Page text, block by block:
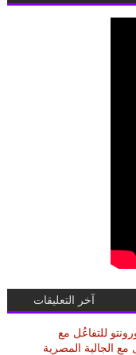
آخر التعليقات
للتفاعُل مع
مع الجالية المصرية